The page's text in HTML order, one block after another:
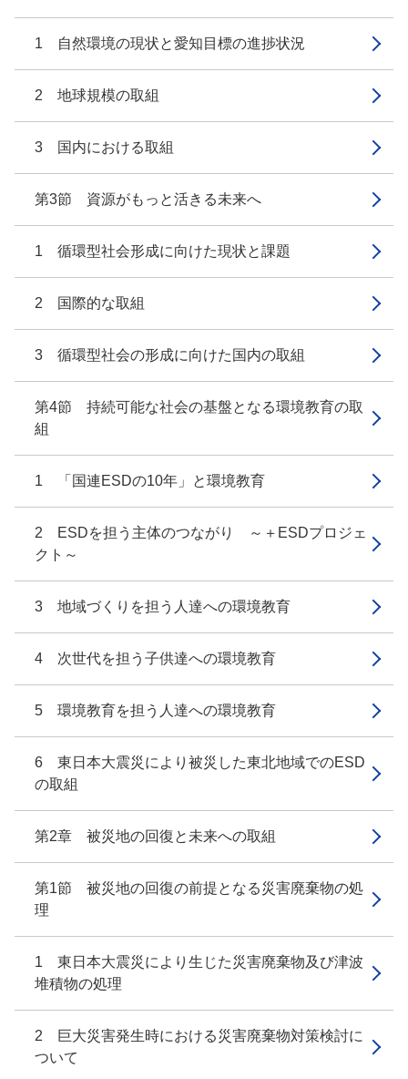
1 自然環境の現状と愛知目標の進捗状況
2 地球規模の取組
3 国内における取組
第3節 資源がもっと活きる未来へ
1 循環型社会形成に向けた現状と課題
2 国際的な取組
3 循環型社会の形成に向けた国内の取組
第4節 持続可能な社会の基盤となる環境教育の取
組
1 「国連ESDの10年」と環境教育
2 ESDを担う主体のつながり ～＋ESDプロジェ
クト～
3 地域づくりを担う人達への環境教育
4 次世代を担う子供達への環境教育
5 環境教育を担う人達への環境教育
6 東日本大震災により被災した東北地域でのESD
の取組
第2章 被災地の回復と未来への取組
第1節 被災地の回復の前提となる災害廃棄物の処
理
1 東日本大震災により生じた災害廃棄物及び津波
堆積物の処理
2 巨大災害発生時における災害廃棄物対策検討に
ついて